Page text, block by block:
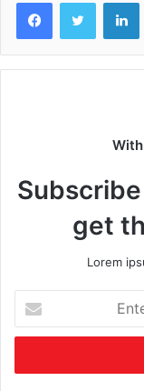
get
Lorem
your
Email